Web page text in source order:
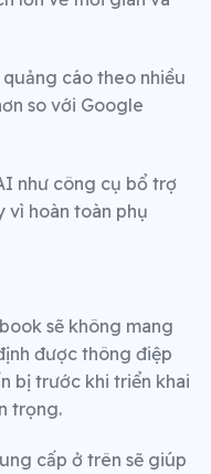
cáo theo nhiều
so với Google
như công cụ bổ trợ
vì hoàn toàn phụ
sẽ không mang
được thông điệp
bị trước khi triển khai
trọng.
cấp ở trên sẽ giúp